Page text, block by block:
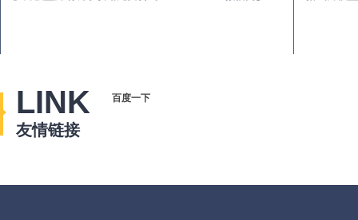
LINK
友情链接
百度一下